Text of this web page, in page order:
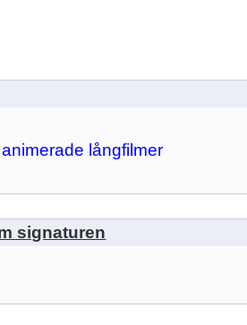
långfilmer
signaturen